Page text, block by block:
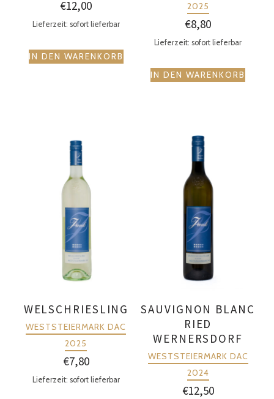
€12,00
Lieferzeit: sofort lieferbar
IN DEN WARENKORB
2025
€8,80
Lieferzeit: sofort lieferbar
IN DEN WARENKORB
WELSCHRIESLING
WESTSTEIERMARK DAC
2025
€7,80
Lieferzeit: sofort lieferbar
SAUVIGNON BLANC
RIED
WERNERSDORF
WESTSTEIERMARK DAC
2024
€12,50